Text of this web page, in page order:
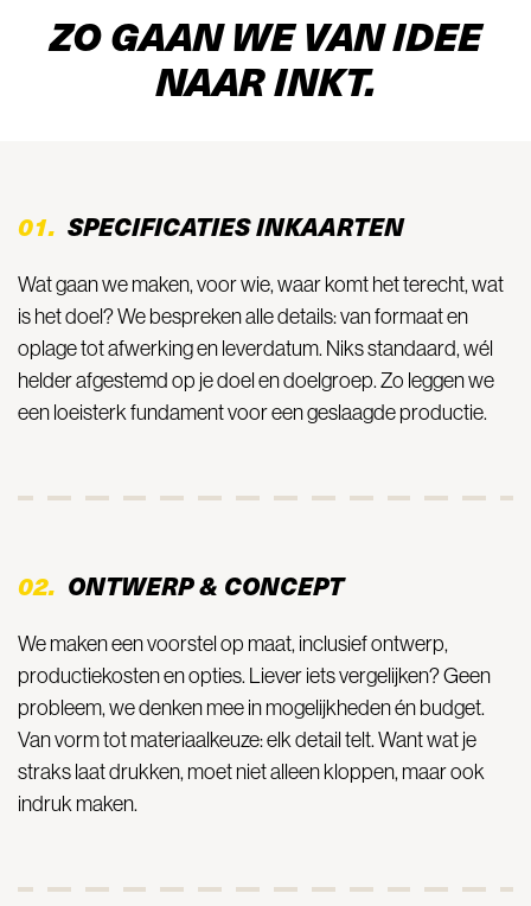
ZO GAAN WE VAN IDEE
NAAR INKT.
01. SPECIFICATIES INKAARTEN
Wat gaan we maken, voor wie, waar komt het terecht, wat
is het doel? We bespreken alle details: van formaat en
oplage tot afwerking en leverdatum. Niks standaard, wél
helder afgestemd op je doel en doelgroep. Zo leggen we
een loeisterk fundament voor een geslaagde productie.
02. ONTWERP & CONCEPT
We maken een voorstel op maat, inclusief ontwerp,
productiekosten en opties. Liever iets vergelijken? Geen
probleem, we denken mee in mogelijkheden én budget.
Van vorm tot materiaalkeuze: elk detail telt. Want wat je
straks laat drukken, moet niet alleen kloppen, maar ook
indruk maken.